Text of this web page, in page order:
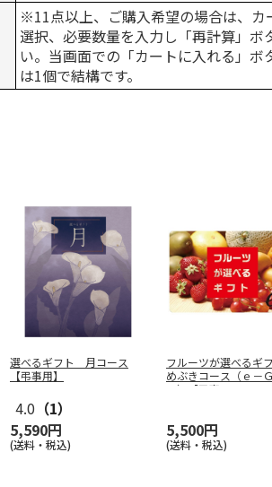
※11点以上、ご購入希望の場合は、カ
選択、必要数量を入力し「再計算」ボ
い。当画面での「カートに入れる」ボ
は1個で結構です。
選べるギフト 月コース
【弔事用】
4.0 （1）
5,590円
(送料・税込)
フルーツが選べるギ
めぶきコース（ｅ－
ｔ）【弔事
5,500円
(送料・税込)